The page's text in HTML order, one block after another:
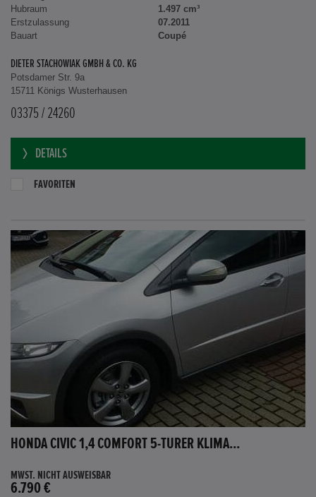
Hubraum
1.497 cm³
Erstzulassung
07.2011
Bauart
Coupé
DIETER STACHOWIAK GMBH & CO. KG
Potsdamer Str. 9a
15711 Königs Wusterhausen
03375 / 24260
DETAILS
FAVORITEN
HONDA CIVIC 1,4 COMFORT 5-TÜRER KLIMA...
MWST. NICHT AUSWEISBAR
6.790 €